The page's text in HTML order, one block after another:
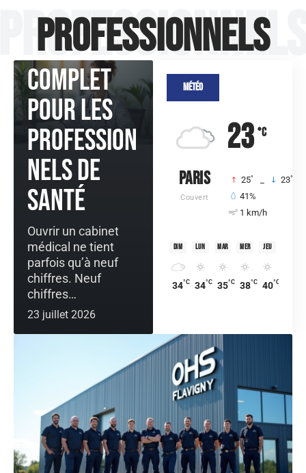
Professionnels
FINESS :
guide
complet
pour les
profession
nels de
santé
Ouvrir un cabinet
médical ne tient
parfois qu’à neuf
chiffres. Neuf
chiffres…
23 juillet 2026
Météo
23 °C
Paris
Couvert
25° 23°
41%
1 km/h
dim
34°C
lun
34°C
mar
35°C
mer
38°C
jeu
40°C